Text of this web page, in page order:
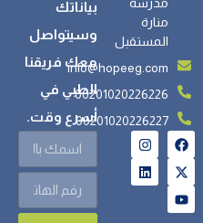
مدرسة
منارة
المستقبل
info@hopeeg.com
00201020226226
00201020226227
بياناتك
وسيتواصل
معك فريقنا
الطبي في
أسرع وقت.